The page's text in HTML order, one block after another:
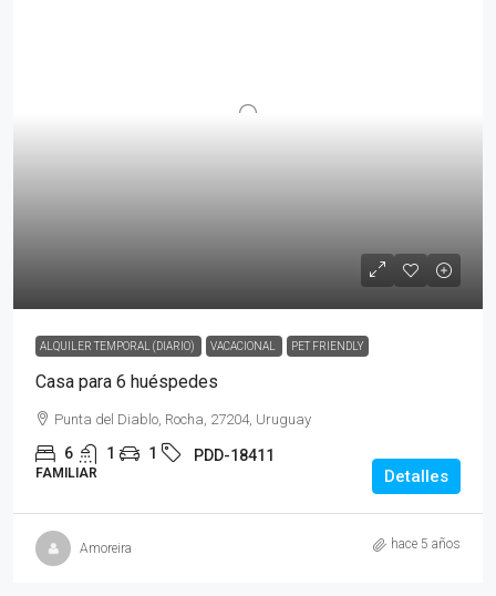
ALQUILER TEMPORAL (DIARIO) VACACIONAL PET FRIENDLY
Casa para 6 huéspedes
Punta del Diablo, Rocha, 27204, Uruguay
6 1 1 PDD-18411
FAMILIAR Detalles
Amoreira hace 5 años